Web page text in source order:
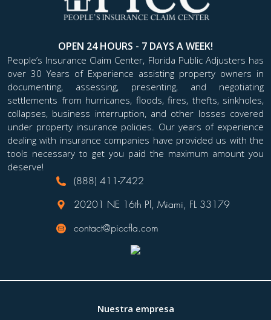
OPEN 24 HOURS - 7 DAYS A WEEK!
People’s Insurance Claim Center, Florida Public Adjusters has
over 30 Years of Experience assisting property owners in
documenting, assessing, presenting, and negotiating
settlements from hurricanes, floods, fires, thefts, sinkholes,
collapses, business interruption, and other losses covered
under property insurance policies. Our years of experience
dealing with insurance companies have provided us with the
tools necessary to get you paid the maximum amount you
deserve!
(888) 411-7422
20201 NE 16th Pl, Miami, FL 33179
contact@piccfla.com
Nuestra empresa